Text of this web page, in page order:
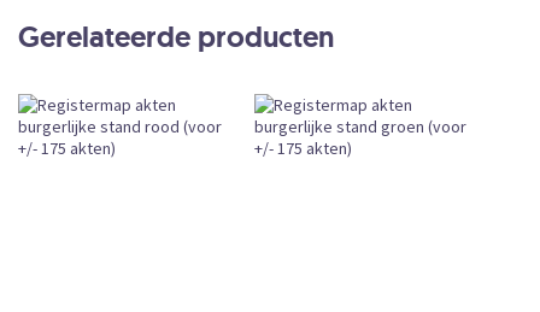
1
Vandaag vóór 12:00 uur besteld, vandaag
verzonden
Gerelateerde producten